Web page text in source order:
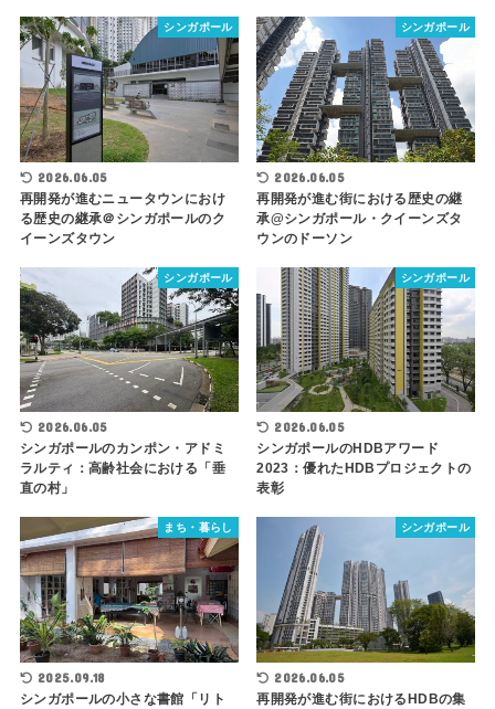
シンガポール
2026.06.05
再開発が進むニュータウンにおけ
る歴史の継承＠シンガポールのク
イーンズタウン
シンガポール
2026.06.05
再開発が進む街における歴史の継
承@シンガポール・クイーンズタ
ウンのドーソン
シンガポール
2026.06.05
シンガポールのカンポン・アドミ
ラルティ：高齢社会における「垂
直の村」
シンガポール
2026.06.05
シンガポールのHDBアワード
2023：優れたHDBプロジェクトの
表彰
まち・暮らし
2025.09.18
シンガポールの小さな書館「リト
シンガポール
2026.06.05
再開発が進む街におけるHDBの集